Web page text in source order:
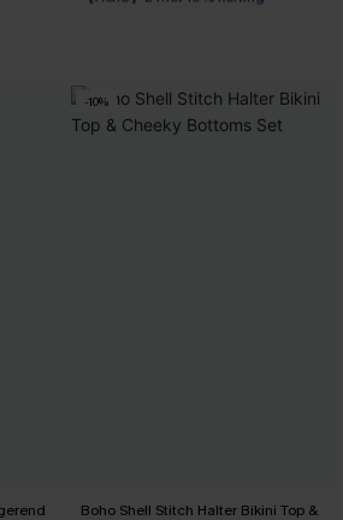
-10%
Boho Shell Stitch Halter Bikini Top &